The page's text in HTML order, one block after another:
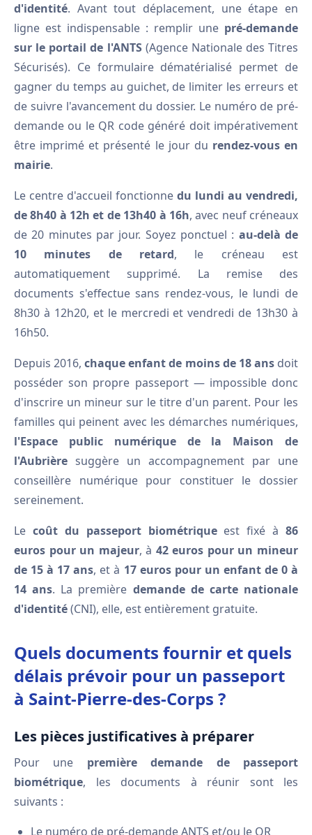
d'identité. Avant tout déplacement, une étape en
ligne est indispensable : remplir une pré-demande
sur le portail de l'ANTS(Agence Nationale des Titres
Sécurisés). Ce formulaire dématérialisé permet de
gagner du temps au guichet, de limiter les erreurs et
de suivre l'avancement du dossier. Le numéro de pré-
demande ou le QR code généré doit impérativement
être imprimé et présenté le jour du rendez-vous en
mairie.
Le centre d'accueil fonctionne du lundi au vendredi,
de 8h40 à 12h et de 13h40 à 16h, avec neuf créneaux
de 20 minutes par jour. Soyez ponctuel : au-delà de
10 minutes de retard, le créneau est
automatiquement supprimé. La remise des
documents s'effectue sans rendez-vous, le lundi de
8h30 à 12h20, et le mercredi et vendredi de 13h30 à
16h50.
Depuis 2016,chaque enfant de moins de 18 ansdoit
posséder son propre passeport — impossible donc
d'inscrire un mineur sur le titre d'un parent. Pour les
familles qui peinent avec les démarches numériques,
l'Espace public numérique de la Maison de
l'Aubrière suggère un accompagnement par une
conseillère numérique pour constituer le dossier
sereinement.
Le coût du passeport biométriqueest fixé à 86
euros pour un majeur, à 42 euros pour un mineur
de 15 à 17 ans, et à 17 euros pour un enfant de 0 à
14 ans. La première demande de carte nationale
d'identité(CNI), elle, est entièrement gratuite.
Quels documents fournir et quels
délais prévoir pour un passeport
à Saint-Pierre-des-Corps ?
Les pièces justificatives à préparer
Pour une première demande de passeport
biométrique, les documents à réunir sont les
suivants :
Le numéro de pré-demande ANTS et/ou le QR